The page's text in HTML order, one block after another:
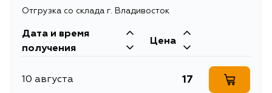
Отгрузка со склада г. Владивосток
Дата и время
получения
Цена
10 августа 17